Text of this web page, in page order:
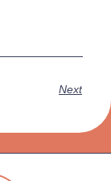
Next